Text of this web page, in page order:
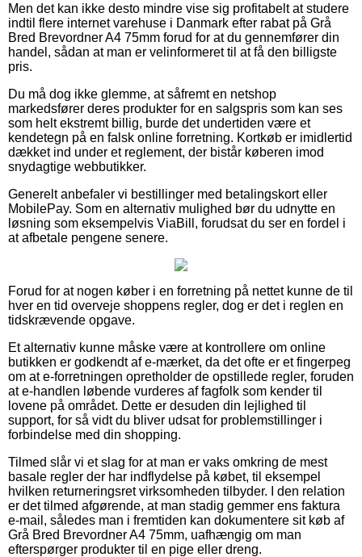
Men det kan ikke desto mindre vise sig profitabelt at studere
indtil flere internet varehuse i Danmark efter rabat på Grå
Bred Brevordner A4 75mm forud for at du gennemfører din
handel, sådan at man er velinformeret til at få den billigste
pris.
Du må dog ikke glemme, at såfremt en netshop
markedsfører deres produkter for en salgspris som kan ses
som helt ekstremt billig, burde det undertiden være et
kendetegn på en falsk online forretning. Kortkøb er imidlertid
dækket ind under et reglement, der bistår køberen imod
snydagtige webbutikker.
Generelt anbefaler vi bestillinger med betalingskort eller
MobilePay. Som en alternativ mulighed bør du udnytte en
løsning som eksempelvis ViaBill, forudsat du ser en fordel i
at afbetale pengene senere.
Forud for at nogen køber i en forretning på nettet kunne de til
hver en tid overveje shoppens regler, dog er det i reglen en
tidskrævende opgave.
Et alternativ kunne måske være at kontrollere om online
butikken er godkendt af e-mærket, da det ofte er et fingerpeg
om at e-forretningen opretholder de opstillede regler, foruden
at e-handlen løbende vurderes af fagfolk som kender til
lovene på området. Dette er desuden din lejlighed til
support, for så vidt du bliver udsat for problemstillinger i
forbindelse med din shopping.
Tilmed slår vi et slag for at man er vaks omkring de mest
basale regler der har indflydelse på købet, til eksempel
hvilken returneringsret virksomheden tilbyder. I den relation
er det tilmed afgørende, at man stadig gemmer ens faktura
e-mail, således man i fremtiden kan dokumentere sit køb af
Grå Bred Brevordner A4 75mm, uafhængig om man
efterspørger produkter til en pige eller dreng.